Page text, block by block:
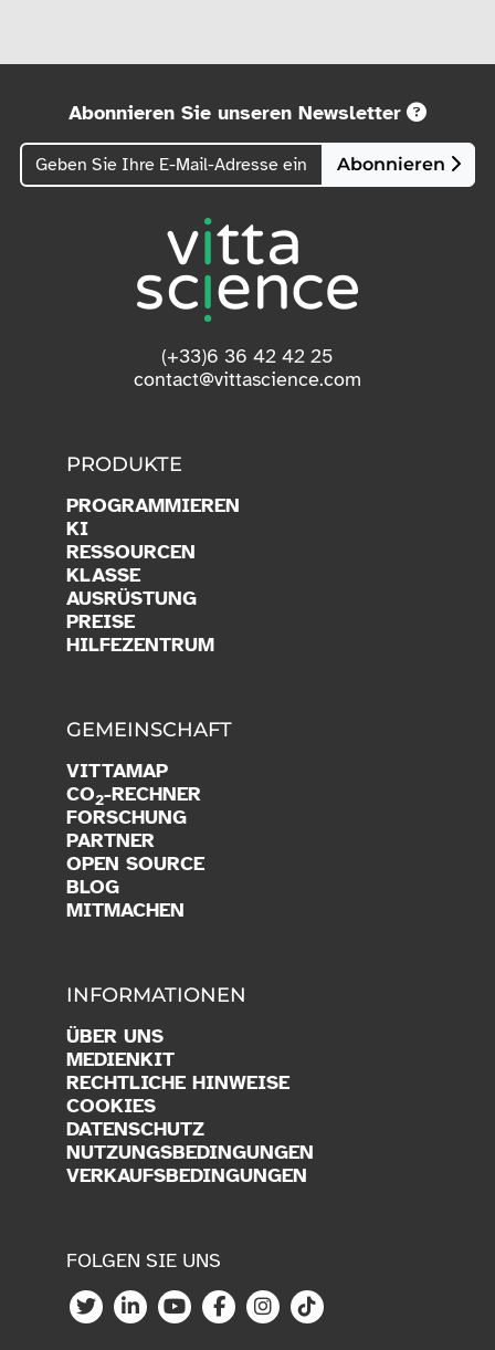
Abonnieren Sie unseren Newsletter
Abonnieren
(+33)6 36 42 42 25
contact@vittascience.com
PRODUKTE
PROGRAMMIEREN
KI
RESSOURCEN
KLASSE
AUSRÜSTUNG
PREISE
HILFEZENTRUM
GEMEINSCHAFT
VITTAMAP
CO2-RECHNER
FORSCHUNG
PARTNER
OPEN SOURCE
BLOG
MITMACHEN
INFORMATIONEN
ÜBER UNS
MEDIENKIT
RECHTLICHE HINWEISE
COOKIES
DATENSCHUTZ
NUTZUNGSBEDINGUNGEN
VERKAUFSBEDINGUNGEN
FOLGEN SIE UNS